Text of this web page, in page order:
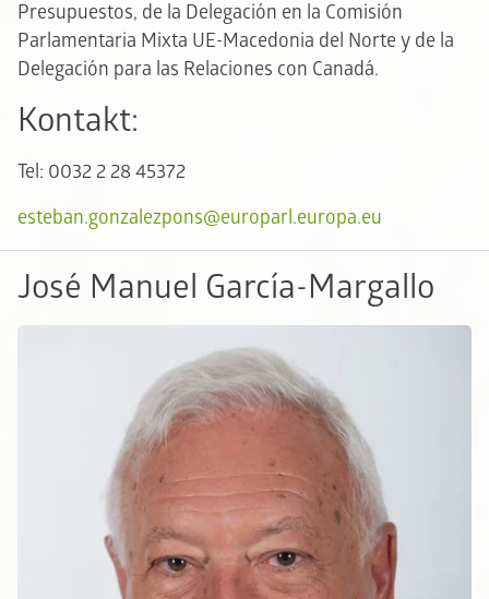
Presupuestos, de la Delegación en la Comisión
Parlamentaria Mixta UE-Macedonia del Norte y de la
Delegación para las Relaciones con Canadá.
Kontakt:
Tel: 0032 2 28 45372
esteban.gonzalezpons@europarl.europa.eu
José Manuel García-Margallo